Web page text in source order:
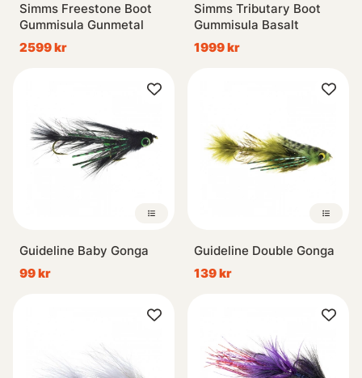
Simms Freestone Boot
Gummisula Gunmetal
2599 kr
Simms Tributary Boot
Gummisula Basalt
1999 kr
Guideline Baby Gonga
99 kr
Guideline Double Gonga
139 kr